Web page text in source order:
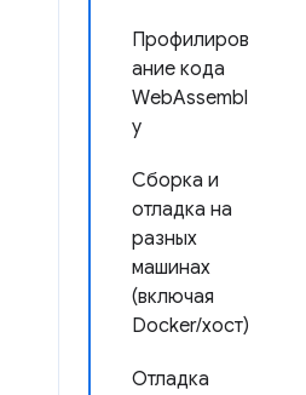
Профилиров
ание кода
WebAssembl
y
Сборка и
отладка на
разных
машинах
(включая
Docker/хост)
Отладка